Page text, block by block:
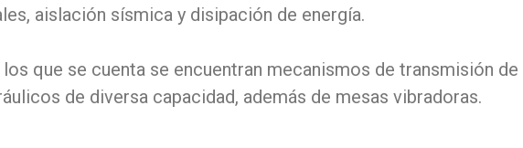
aislación sísmica y disipación de energía.
que se cuenta se encuentran mecanismos de transmisión
de diversa capacidad, además de mesas vibradoras.